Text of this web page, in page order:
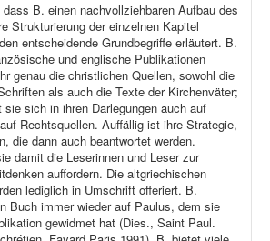
B. einen nachvollziehbaren Aufbau des
Strukturierung der einzelnen Kapitel
entscheidende Grundbegriffe erläutert. B.
und englische Publikationen
genau die christlichen Quellen, sowohl die
als auch die Texte der Kirchenväter;
sie sich in ihren Darlegungen auch auf
Rechtsquellen. Auffällig ist ihre Strategie,
die dann auch beantwortet werden.
damit die Leserinnen und Leser zur
auffordern. Die altgriechischen
lediglich in Umschrift offeriert. B.
Buch immer wieder auf Paulus, dem sie
gewidmet hat (Dies., Saint Paul.